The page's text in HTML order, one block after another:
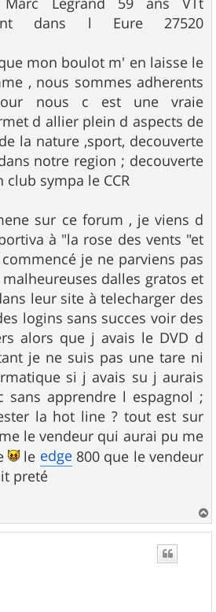
dans l Eure 27520
mon boulot m' en laisse le
, nous sommes adherents
nous c est une vraie
d allier plein d aspects de
la nature ,sport, decouverte
notre region ; decouverte
sympa le CCR
sur ce forum , je viens d
à "la rose des vents "et
je ne parviens pas
dalles gratos et
leur site à telecharger des
logins sans succes voir des
alors que j avais le DVD d
je ne suis pas une tare ni
si j avais su j aurais
sans apprendre l espagnol ;
la hot line ? tout est sur
le vendeur qui aurai pu me
le edge800 que le vendeur
preté
a